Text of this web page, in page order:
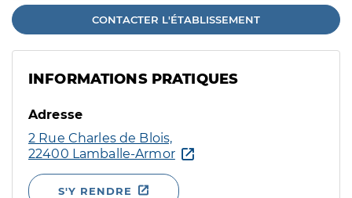
CONTACTER L'ÉTABLISSEMENT
INFORMATIONS PRATIQUES
Adresse
2 Rue Charles de Blois,
22400 Lamballe-Armor
S'Y RENDRE